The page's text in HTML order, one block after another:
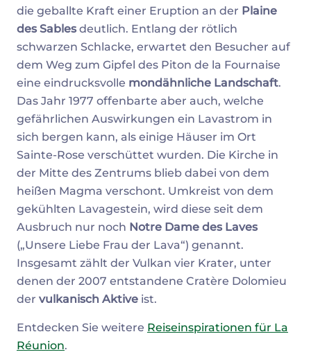
die geballte Kraft einer Eruption an der Plaine
des Sablesdeutlich. Entlang der rötlich
schwarzen Schlacke, erwartet den Besucher auf
dem Weg zum Gipfel des Piton de la Fournaise
eine eindrucksvolle mondähnliche Landschaft.
Das Jahr 1977 offenbarte aber auch, welche
gefährlichen Auswirkungen ein Lavastrom in
sich bergen kann, als einige Häuser im Ort
Sainte-Rose verschüttet wurden. Die Kirche in
der Mitte des Zentrums blieb dabei von dem
heißen Magma verschont. Umkreist von dem
gekühlten Lavagestein, wird diese seit dem
Ausbruch nur noch Notre Dame des Laves
(„Unsere Liebe Frau der Lava“) genannt.
Insgesamt zählt der Vulkan vier Krater, unter
denen der 2007 entstandene Cratère Dolomieu
der vulkanisch Aktive ist.
Entdecken Sie weitere Reiseinspirationen für La
Réunion.